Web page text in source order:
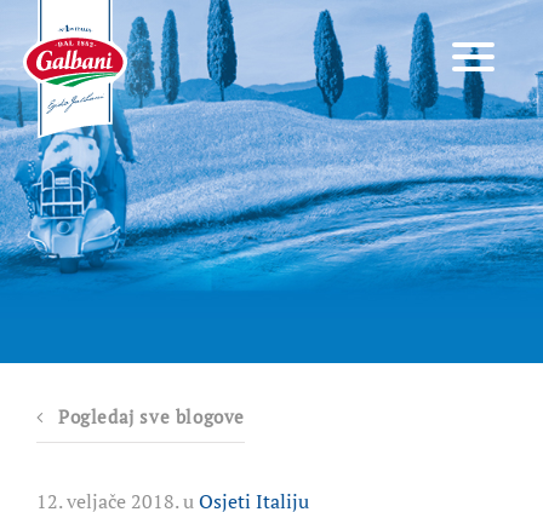
Pogledaj sve blogove
12. veljače 2018. uOsjeti Italiju